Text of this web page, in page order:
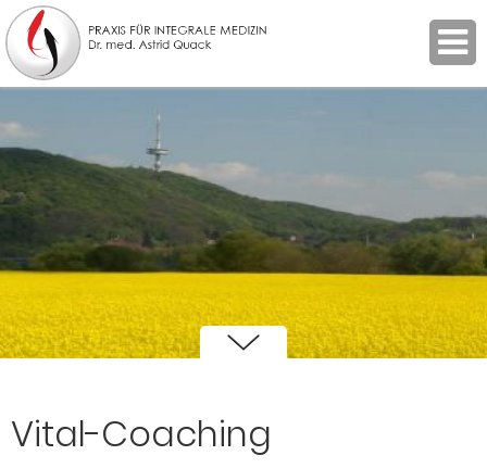
Vital-Coaching